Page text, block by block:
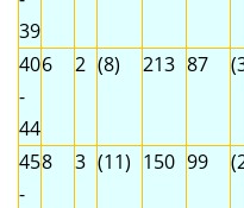
39
40
-
44
6 2 (8) 213 87
45
-
8 3 (11) 150 99